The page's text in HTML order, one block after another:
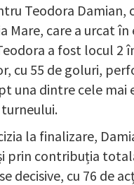
Teodora Damian,
Mare, care a urcat
a fost locul 2
cu 55 de goluri,
una dintre cele mai
la finalizare,
prin contribuția
decisive, cu 76 de